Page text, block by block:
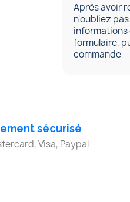
Après avoir
n'oubliez
informations
formulaire,
commande
sécurisé
Visa, Paypal